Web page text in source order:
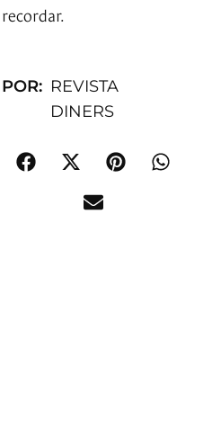
recordar.
POR: REVISTA
DINERS